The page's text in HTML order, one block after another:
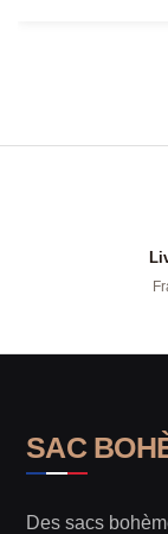
SAC
Des sacs